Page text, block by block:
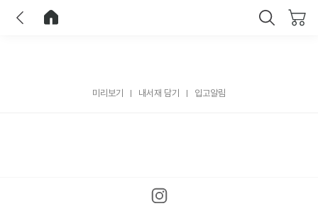
미리보기 내서재 담기 입고알림